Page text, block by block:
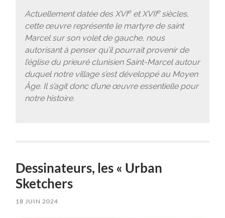
Actuellement datée des XVIeet XVIIe siècles,
cette œuvre représente le martyre de saint
Marcel sur son volet de gauche, nous
autorisant à penser qu’il pourrait provenir de
l’église du prieuré clunisien Saint-Marcel autour
duquel notre village s’est développé au Moyen
Âge. Il s’agit donc d’une œuvre essentielle pour
notre histoire.
Dessinateurs, les « Urban
Sketchers
18 JUIN 2024